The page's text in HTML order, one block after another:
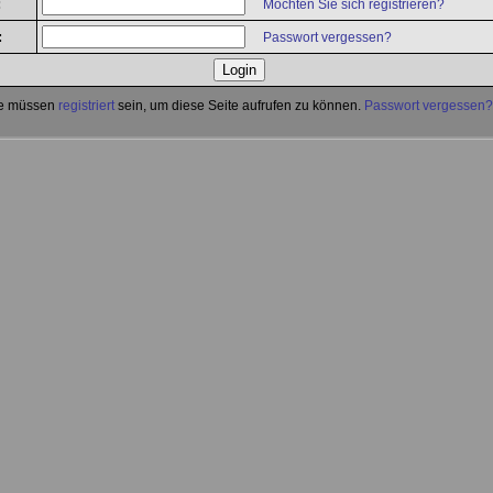
Möchten Sie sich registrieren?
Passwort vergessen?
müssen registriert sein, um diese Seite aufrufen zu können. Passwort vergessen?